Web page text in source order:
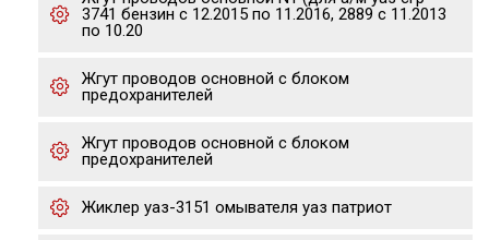
3741 бензин с 12.2015 по 11.2016, 2889 с 11.2013
по 10.20
Жгут проводов основной с блоком
предохранителей
Жгут проводов основной с блоком
предохранителей
Жиклер уаз-3151 омывателя уаз патриот